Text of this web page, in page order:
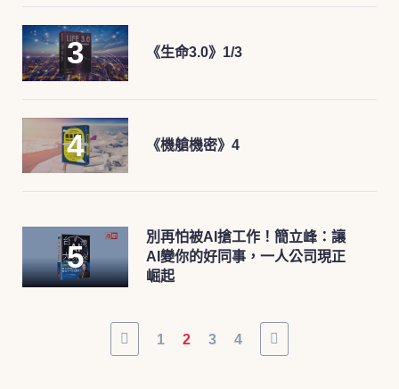
《生命3.0》1/3
《機艙機密》4
別再怕被AI搶工作！簡立峰：讓
AI變你的好同事，一人公司現正
崛起
1 2 3 4